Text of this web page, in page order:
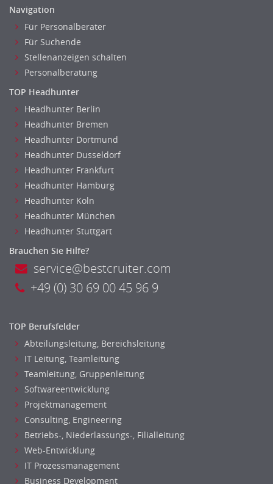
Navigation
Für Personalberater
Für Suchende
Stellenanzeigen schalten
Personalberatung
TOP Headhunter
Headhunter Berlin
Headhunter Bremen
Headhunter Dortmund
Headhunter Dusseldorf
Headhunter Frankfurt
Headhunter Hamburg
Headhunter Koln
Headhunter München
Headhunter Stuttgart
Brauchen Sie Hilfe?
service@bestcruiter.com
+49 (0) 30 69 00 45 96 9
TOP Berufsfelder
Abteilungsleitung, Bereichsleitung
IT Leitung, Teamleitung
Teamleitung, Gruppenleitung
Softwareentwicklung
Projektmanagement
Consulting, Engineering
Betriebs-, Niederlassungs-, Filialleitung
Web-Entwicklung
IT Prozessmanagement
Business Development